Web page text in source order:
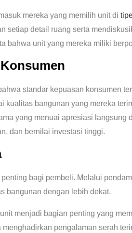
mereka yang memilih unit di
setiap detail ruang serta
bahwa unit yang mereka miliki
standar kepuasan konsumen
bangunan yang mereka
yang menuai apresiasi
dan bernilai investasi tinggi.
bagi pembeli. Melalui
bangunan dengan lebih dekat.
menjadi bagian penting yang
pengalaman serah